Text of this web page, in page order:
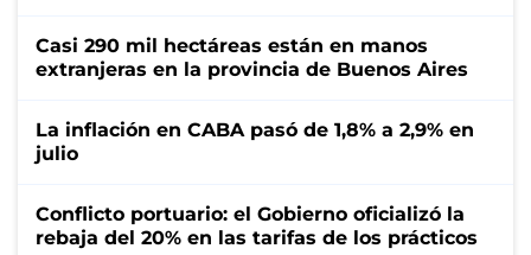
Casi 290 mil hectáreas están en manos
extranjeras en la provincia de Buenos Aires
La inflación en CABA pasó de 1,8% a 2,9% en
julio
Conflicto portuario: el Gobierno oficializó la
rebaja del 20% en las tarifas de los prácticos